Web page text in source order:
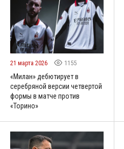
21 марта 2026 1155
«Милан» дебютирует в
серебряной версии четвертой
формы в матче против
«Торино»